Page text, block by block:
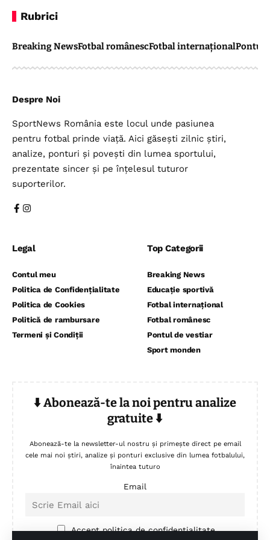
Rubrici
Breaking NewsFotbal românescFotbal internaționalPontul
Despre Noi
SportNews România este locul unde pasiunea
pentru fotbal prinde viață. Aici găsești zilnic știri,
analize, ponturi și povești din lumea sportului,
prezentate sincer și pe înțelesul tuturor
suporterilor.
Legal
Contul meu
Politica de Confidențialitate
Politica de Cookies
Politică de rambursare
Termeni și Condiții
Top Categorii
Breaking News
Educație sportivă
Fotbal internațional
Fotbal românesc
Pontul de vestiar
Sport monden
⬇️ Abonează-te la noi pentru analize
gratuite ⬇️
Abonează-te la newsletter-ul nostru și primește direct pe email
cele mai noi știri, analize și ponturi exclusive din lumea fotbalului,
înaintea tuturo
Email
Accept politica de confidentialitate